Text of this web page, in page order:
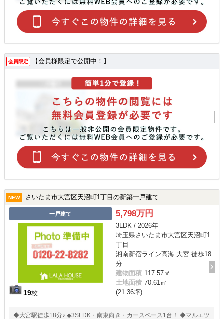
会員限定 【会員様限定で公開中！】
NEW さいたま市大宮区天沼町1丁目の新築一戸建て
一戸建て
19枚
5,798万円
3LDK / 2026年
埼玉県さいたま市大宮区天沼町1
丁目
湘南新宿ライン高海 大宮 徒歩18
分
建物面積 117.57㎡
土地面積 70.61㎡
(21.36坪)
◆大宮駅徒歩18分♪ ◆3SLDK・南東向き・カースペース1台！ ◆マルエツ